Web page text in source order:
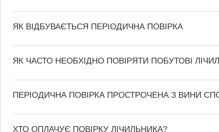
ЯК ВІДБУВАЄТЬСЯ ПЕРІОДИЧНА ПОВІРКА
ЯК ЧАСТО НЕОБХІДНО ПОВІРЯТИ ПОБУТОВІ
ПЕРІОДИЧНА ПОВІРКА ПРОСТРОЧЕНА З ВИНИ
ХТО ОПЛАЧУЄ ПОВІРКУ ЛІЧИЛЬНИКА?